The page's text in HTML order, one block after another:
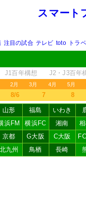
スマート
注目の試合 テレビ toto トラ
J1百年構想 J2・J3百年
2月 3月 4月 5月
8/6 7 8
山形 福島 いわき
浜FM 横浜FC 湘南
京都 G大阪 C大阪
北九州 鳥栖 長崎